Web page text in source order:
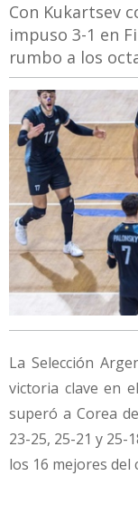
Con Kukartsev
impuso 3-1 en
rumbo a los
La Selección
victoria clave en
superó a Corea
23-25, 25-21 y 25-
los 16 mejores del